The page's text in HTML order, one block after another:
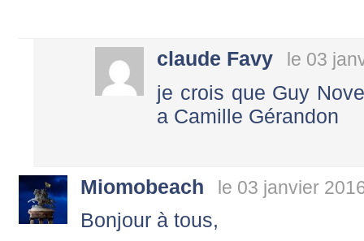
claude Favy le 03
je crois que Guy
a Camille Gérandon
Miomobeach le 03 janvier
Bonjour à tous,